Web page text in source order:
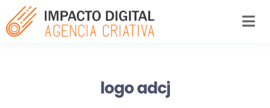
logo adcj